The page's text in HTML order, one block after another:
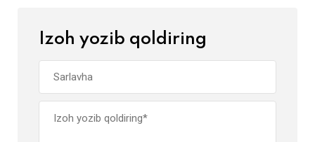
Izoh yozib qoldiring